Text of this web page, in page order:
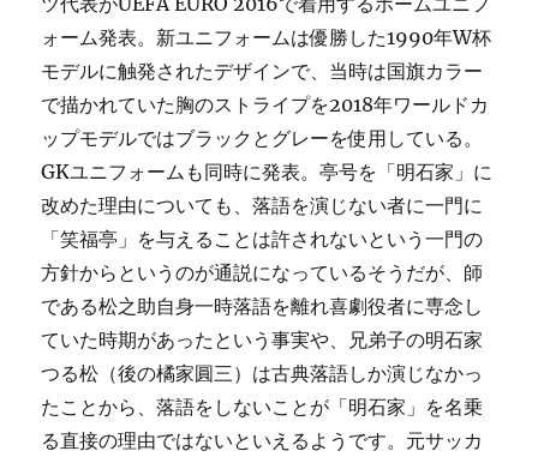
ォーム発表。新ユニフォームは優勝した1990年W杯
モデルに触発されたデザインで、当時は国旗カラー
で描かれていた胸のストライプを2018年ワールドカ
ップモデルではブラックとグレーを使用している。
GKユニフォームも同時に発表。亭号を「明石家」に
改めた理由についても、落語を演じない者に一門に
「笑福亭」を与えることは許されないという一門の
方針からというのが通説になっているそうだが、師
である松之助自身一時落語を離れ喜劇役者に専念し
ていた時期があったという事実や、兄弟子の明石家
つる松（後の橘家圓三）は古典落語しか演じなかっ
たことから、落語をしないことが「明石家」を名乗
る直接の理由ではないといえるようです。元サッカ